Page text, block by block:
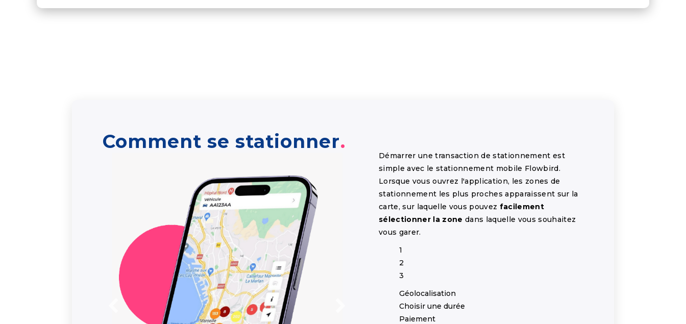
Comment se stationner
Démarrer une transaction de stationnement est
simple avec le stationnement mobile Flowbird.
Lorsque vous ouvrez l'application, les zones de
stationnement les plus proches apparaissent sur la
carte, sur laquelle vous pouvez facilement
sélectionner la zone dans laquelle vous souhaitez
vous garer.
1
2
3
Géolocalisation
Choisir une durée
Paiement